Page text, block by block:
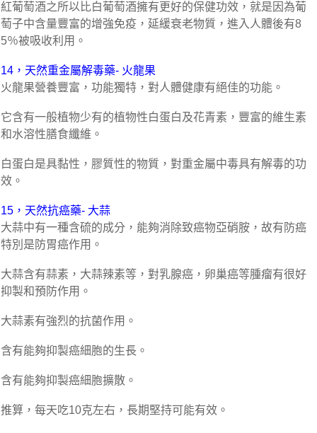
紅葡萄酒之所以比白葡萄酒擁有更好的保健功效，就是因為葡
萄子中含量豐富的增強免疫，延緩衰老物質，進入人體後有8
5％被吸收利用。
14，天然重金屬解毒藥- 火龍果
火龍果營養豐富，功能獨特，對人體健康有絕佳的功能。
它含有一般植物少有的植物性白蛋白及花青素，豐富的維生素
和水溶性膳食纖維。
白蛋白是具黏性，膠質性的物質，對重金屬中毒具有解毒的功
效。
15，天然抗癌藥- 大蒜
大蒜中有一種含硫的成分，能夠消除致癌物亞硝胺，故有防癌
特別是防胃癌作用。
大蒜含有蒜素，大蒜辣素等，對乳腺癌，卵巢癌等腫瘤有很好
抑製和預防作用。
大蒜素有強烈的抗菌作用。
含有能夠抑製癌細胞的生長。
含有能夠抑製癌細胞擴散。
推算，每天吃10克左右，長期堅持可能有效。